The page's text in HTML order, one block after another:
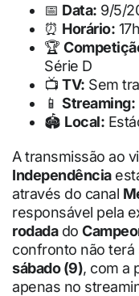
📅 Data: 9/5/
⏰ Horário:
🏆
Série D
📺 TV: Sem
📱 Streaming:
🏟 Local:
A transmissão ao
Independência
através do canal
responsável pela
rodadado
confronto não terá
sábado (9), com a
apenas no